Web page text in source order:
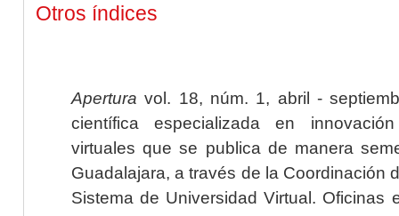
Otros índices
Apertura vol. 18, núm. 1, abril -
científica especializada en
virtuales que se publica de manera
Guadalajara, a través de la Coordinación
Sistema de Universidad Virtual. Oficinas